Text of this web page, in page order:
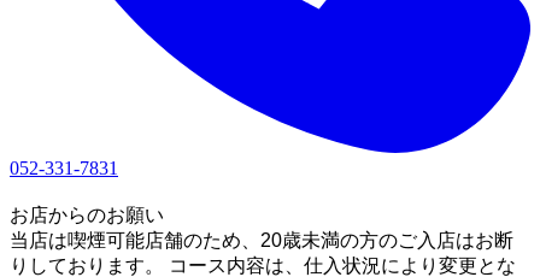
052-331-7831
お店からのお願い
当店は喫煙可能店舗のため、20歳未満の方のご入店はお断
りしております。 コース内容は、仕入状況により変更とな